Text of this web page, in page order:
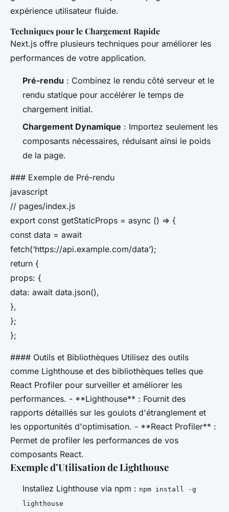
expérience utilisateur fluide.
Techniques pour le Chargement Rapide
Next.js offre plusieurs techniques pour améliorer les
performances de votre application.
Pré-rendu : Combinez le rendu côté serveur et le
rendu statique pour accélérer le temps de
chargement initial.
Chargement Dynamique : Importez seulement les
composants nécessaires, réduisant ainsi le poids
de la page.
### Exemple de Pré-rendu
javascript
// pages/index.js
export const getStaticProps = async () => {
const data = await
fetch(‘https://api.example.com/data’);
return {
props: {
data: await data.json(),
},
};
};
#### Outils et Bibliothèques Utilisez des outils
comme Lighthouse et des bibliothèques telles que
React Profiler pour surveiller et améliorer les
performances. - **Lighthouse** : Fournit des
rapports détaillés sur les goulots d'étranglement et
les opportunités d'optimisation. - **React Profiler** :
Permet de profiler les performances de vos
composants React.
Exemple d’Utilisation de Lighthouse
Installez Lighthouse via npm : npm install -g
lighthouse